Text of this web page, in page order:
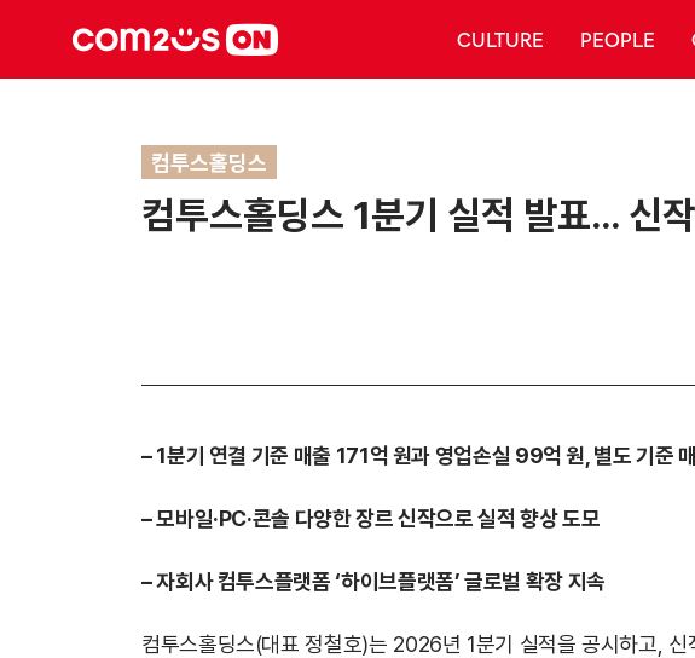
CULTURE PEOPLE
컴투스홀딩스
컴투스홀딩스 1분기 실적 발표… 신
– 1분기 연결 기준 매출 171억 원과 영업손실 99억 원, 별도 기준
–모바일·PC·콘솔 다양한 장르 신작으로 실적 향상 도모
–자회사 컴투스플랫폼 ‘하이브플랫폼’ 글로벌 확장 지속
컴투스홀딩스(대표 정철호)는 2026년 1분기 실적을 공시하고,